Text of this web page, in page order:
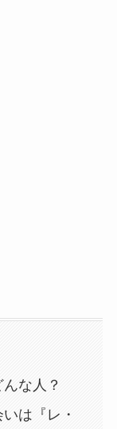
な人？
は『レ・